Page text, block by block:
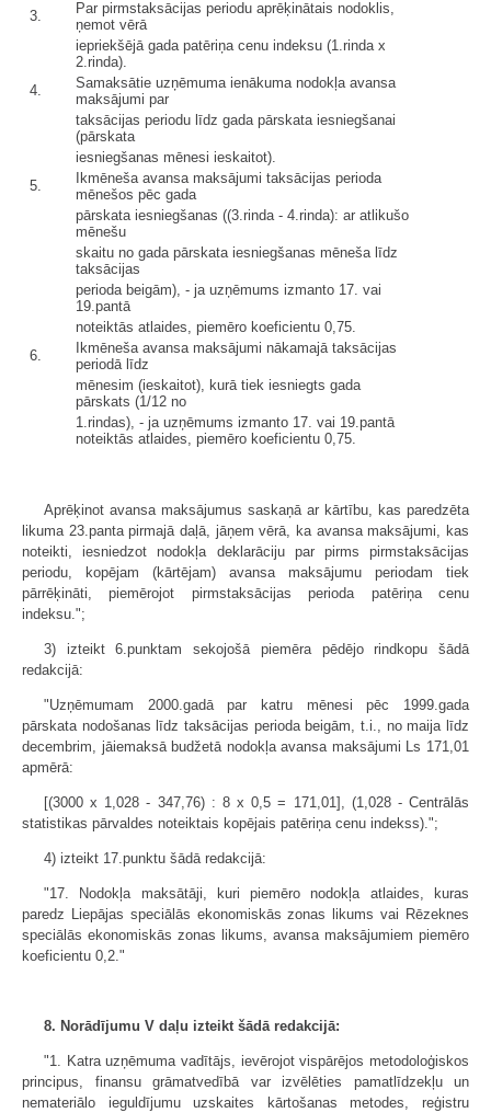
3.
Par pirmstaksācijas periodu aprēķinātais nodoklis,
ņemot vērā
iepriekšējā gada patēriņa cenu indeksu (1.rinda x
2.rinda).
4.
Samaksātie uzņēmuma ienākuma nodokļa avansa
maksājumi par
taksācijas periodu līdz gada pārskata iesniegšanai
(pārskata
iesniegšanas mēnesi ieskaitot).
5.
Ikmēneša avansa maksājumi taksācijas perioda
mēnešos pēc gada
pārskata iesniegšanas ((3.rinda - 4.rinda): ar atlikušo
mēnešu
skaitu no gada pārskata iesniegšanas mēneša līdz
taksācijas
perioda beigām), - ja uzņēmums izmanto 17. vai
19.pantā
noteiktās atlaides, piemēro koeficientu 0,75.
6.
Ikmēneša avansa maksājumi nākamajā taksācijas
periodā līdz
mēnesim (ieskaitot), kurā tiek iesniegts gada
pārskats (1/12 no
1.rindas), - ja uzņēmums izmanto 17. vai 19.pantā
noteiktās atlaides, piemēro koeficientu 0,75.
Aprēķinot avansa maksājumus saskaņā ar kārtību, kas paredzēta
likuma 23.panta pirmajā daļā, jāņem vērā, ka avansa maksājumi, kas
noteikti, iesniedzot nodokļa deklarāciju par pirms pirmstaksācijas
periodu, kopējam (kārtējam) avansa maksājumu periodam tiek
pārrēķināti, piemērojot pirmstaksācijas perioda patēriņa cenu
indeksu.";
3) izteikt 6.punktam sekojošā piemēra pēdējo rindkopu šādā
redakcijā:
"Uzņēmumam 2000.gadā par katru mēnesi pēc 1999.gada
pārskata nodošanas līdz taksācijas perioda beigām, t.i., no maija līdz
decembrim, jāiemaksā budžetā nodokļa avansa maksājumi Ls 171,01
apmērā:
[(3000 x 1,028 - 347,76) : 8 x 0,5 = 171,01], (1,028 - Centrālās
statistikas pārvaldes noteiktais kopējais patēriņa cenu indekss).";
4) izteikt 17.punktu šādā redakcijā:
"17. Nodokļa maksātāji, kuri piemēro nodokļa atlaides, kuras
paredz Liepājas speciālās ekonomiskās zonas likums vai Rēzeknes
speciālās ekonomiskās zonas likums, avansa maksājumiem piemēro
koeficientu 0,2."
8. Norādījumu V daļu izteikt šādā redakcijā:
"1. Katra uzņēmuma vadītājs, ievērojot vispārējos metodoloģiskos
principus, finansu grāmatvedībā var izvēlēties pamatlīdzekļu un
nemateriālo ieguldījumu uzskaites kārtošanas metodes, reģistru